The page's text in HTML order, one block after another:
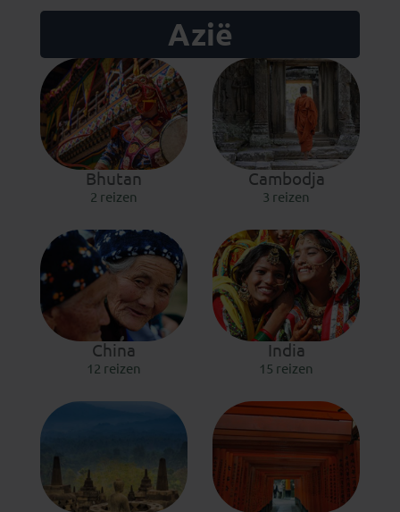
Azië
Bhutan
2 reizen
Cambodja
3 reizen
China
12 reizen
India
15 reizen